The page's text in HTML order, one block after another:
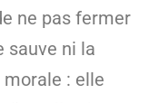
ne pas fermer
sauve ni la
: elle